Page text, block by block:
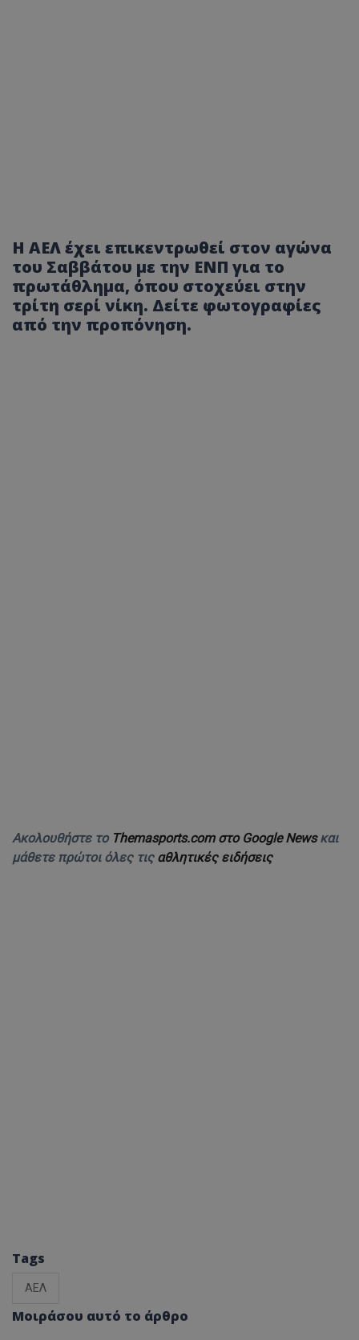
Η ΑΕΛ έχει επικεντρωθεί στον αγώνα
του Σαββάτου με την ΕΝΠ για το
πρωτάθλημα, όπου στοχεύει στην
τρίτη σερί νίκη. Δείτε φωτογραφίες
από την προπόνηση.
Ακολουθήστε το Themasports.com στο Google Newsκαι
μάθετε πρώτοι όλες τις αθλητικές ειδήσεις
Tags
ΑΕΛ
Μοιράσου αυτό το άρθρο